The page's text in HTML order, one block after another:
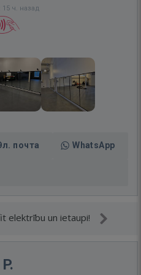
ч. назад
почта WhatsApp
elektrību un ietaupi!